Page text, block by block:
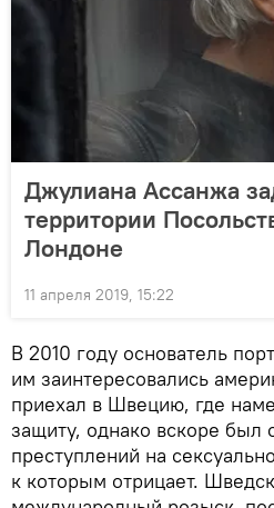
Джулиана Ассанжа
территории
Лондоне
11 апреля 2019, 15:22
В 2010 году основатель
им заинтересовались
приехал в Швецию, где
защиту, однако вскоре был
преступлений на
к которым отрицает.